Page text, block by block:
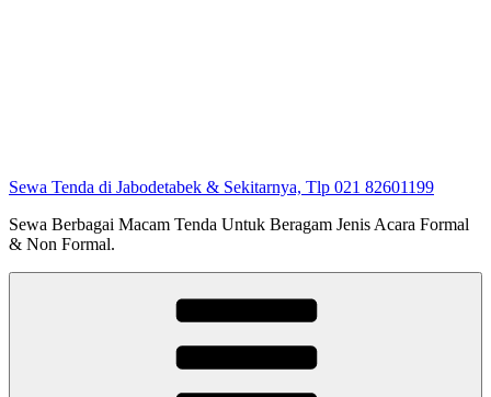
Sewa Tenda di Jabodetabek & Sekitarnya, Tlp 021 82601199
Sewa Berbagai Macam Tenda Untuk Beragam Jenis Acara Formal
& Non Formal.